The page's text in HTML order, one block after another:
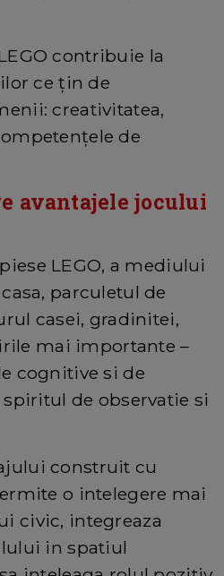
contribuie la
ce țin de
creativitatea,
de
avantajele jocului
LEGO, a mediului
parculetul de
casei, gradinitei,
mai importante –
cognitive si de
de observatie si
construit cu
o intelegere mai
civic, integreaza
in spatiul